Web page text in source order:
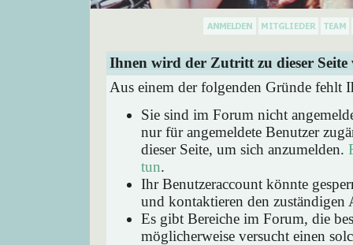
Ihnen wird der Zutritt zu dieser Seite
Aus einem der folgenden Gründe fehlt
Sie sind im Forum nicht
nur für angemeldete Benutzer
dieser Seite, um sich anzumelden.
tun.
Ihr Benutzeraccount könnte
und kontaktieren den zuständigen
Es gibt Bereiche im Forum, die
möglicherweise versucht einen